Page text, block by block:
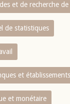
et de recherche de
de statistiques
et
et monétaire